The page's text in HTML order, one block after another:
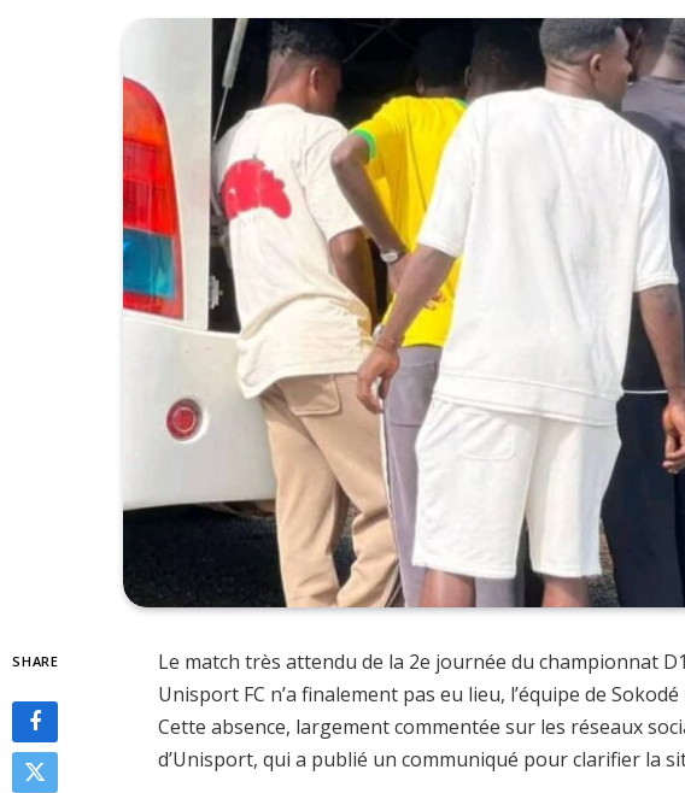
SHARE
Le match très attendu de la 2e journée du championnat
Unisport FC n’a finalement pas eu lieu, l’équipe de
Cette absence, largement commentée sur les réseaux
d’Unisport, qui a publié un communiqué pour clarifier la